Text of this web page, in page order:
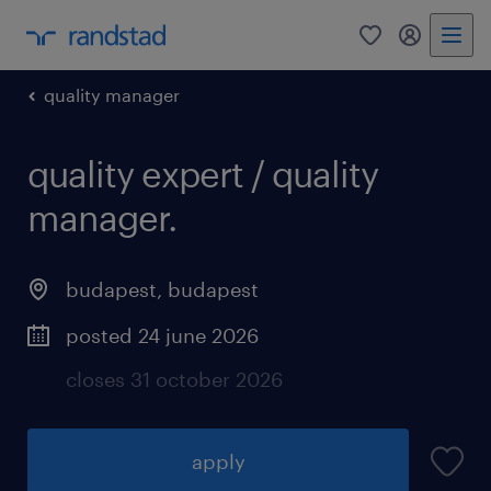
0 my
quality manager
quality expert / quality
manager.
budapest, budapest
posted 24 june 2026
closes 31 october 2026
apply